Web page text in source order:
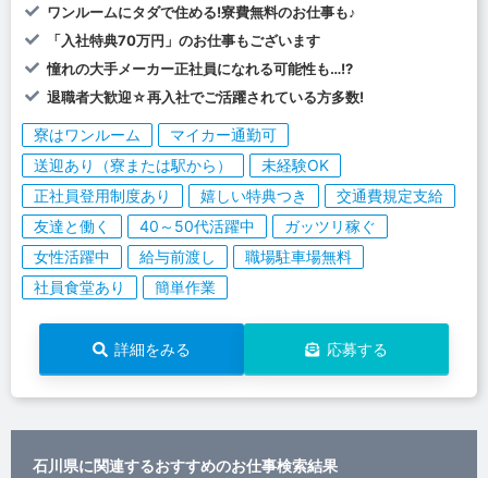
ワンルームにタダで住める!寮費無料のお仕事も♪
「入社特典70万円」のお仕事もございます
憧れの大手メーカー正社員になれる可能性も…!?
退職者大歓迎☆再入社でご活躍されている方多数!
寮はワンルーム
マイカー通勤可
送迎あり（寮または駅から）
未経験OK
正社員登用制度あり
嬉しい特典つき
交通費規定支給
友達と働く
40～50代活躍中
ガッツリ稼ぐ
女性活躍中
給与前渡し
職場駐車場無料
社員食堂あり
簡単作業
詳細をみる 応募する
石川県に関連するおすすめのお仕事検索結果